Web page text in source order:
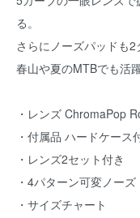
る。
さらにノーズパッドも2
春山や夏のMTBでも活
・レンズ ChromaPop
・付属品 ハードケース
・レンズ2セット付き
・4パターン可変ノーズ
・サイズチャート